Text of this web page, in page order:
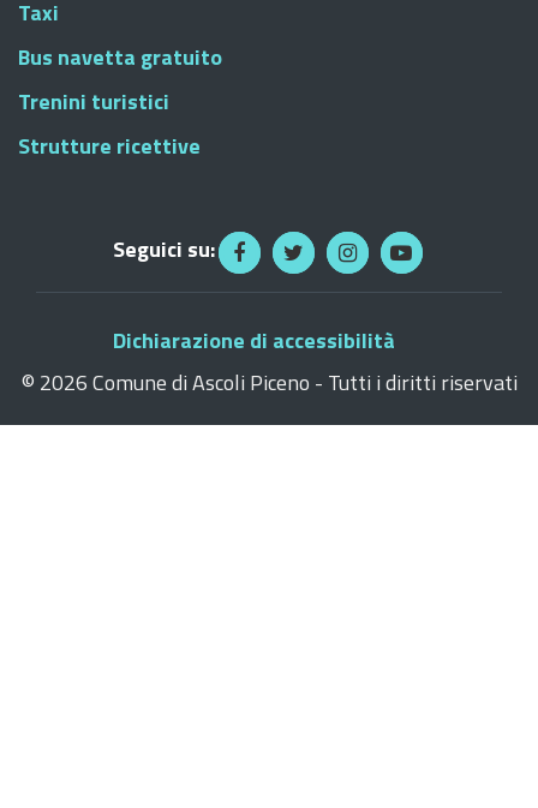
Taxi
Bus navetta gratuito
Trenini turistici
Strutture ricettive
Seguici su:
Dichiarazione di accessibilità
© 2026 Comune di Ascoli Piceno - Tutti i diritti riservati